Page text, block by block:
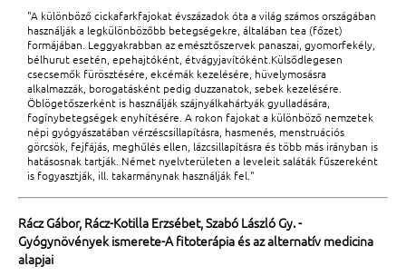
"A különböző cickafarkfajokat évszázadok óta a világ számos országában
használják a legkülönbözőbb betegségekre, általában tea (főzet)
formájában. Leggyakrabban az emésztőszervek panaszai, gyomorfekély,
bélhurut esetén, epehajtóként, étvágyjavítóként.Külsődlegesen
csecsemők fürösztésére, ekcémák kezelésére, hüvelymosásra
alkalmazzák, borogatásként pedig duzzanatok, sebek kezelésére.
Öblögetőszerként is használják szájnyálkahártyák gyulladására,
fogínybetegségek enyhítésére. A rokon fajokat a különböző nemzetek
népi gyógyászatában vérzéscsillapításra, hasmenés, menstruációs
görcsök, fejfájás, meghűlés ellen, lázcsillapításra és több más irányban is
hatásosnak tartják. Német nyelvterületen a leveleit saláták fűszereként
is fogyasztják, ill. takarmánynak használják fel."
Rácz Gábor, Rácz-Kotilla Erzsébet, Szabó László Gy. -
Gyógynövények ismerete-A fitoterápia és az alternatív medicina
alapjai